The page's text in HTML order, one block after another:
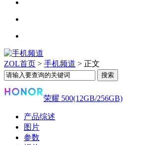
ZOL首页 > 手机频道 > 正文
荣耀 500(12GB/256GB)
产品综述
图片
参数